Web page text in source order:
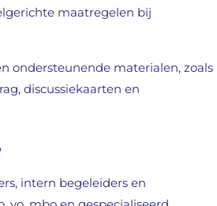
maatregelen bij
ondersteunende materialen, zoals
discussiekaarten en
intern begeleiders en